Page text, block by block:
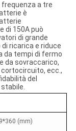
a tre
è
di 150A può
di grande
ricarica e riduce
da tempi di fermo
da sovraccarico,
ecc.,
del
(mm)